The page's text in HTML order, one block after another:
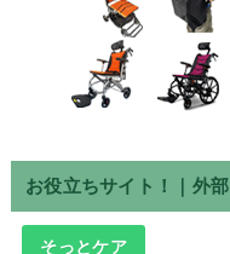
お役立ちサイト！｜外部
そっとケア